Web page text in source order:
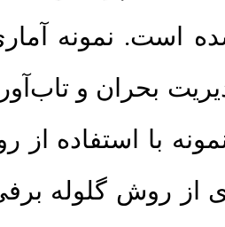
آماری پژوهش
30 نفر از متخصصان درگیر مدیریت بحران و تاب‌آوری ناحیه 3
از روش اشباع
برفی استفاده